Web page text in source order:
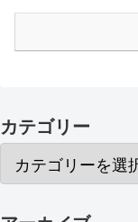
カテゴリー